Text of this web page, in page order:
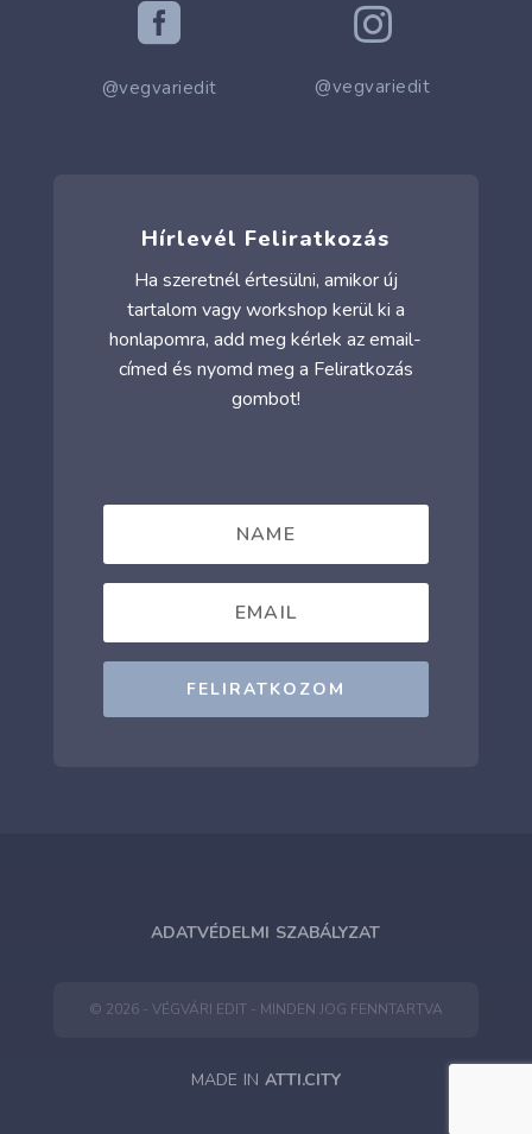

@vegvariedit

@vegvariedit
Hírlevél Feliratkozás
Ha szeretnél értesülni, amikor új
tartalom vagy workshop kerül ki a
honlapomra, add meg kérlek az email-
címed és nyomd meg a Feliratkozás
gombot!
FELIRATKOZOM
ADATVÉDELMI SZABÁLYZAT
© 2026 - VÉGVÁRI EDIT - MINDEN JOG FENNTARTVA
MADE IN ATTI.CITY